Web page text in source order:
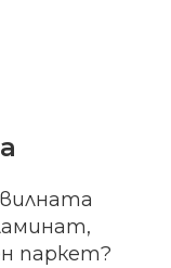
паркет?